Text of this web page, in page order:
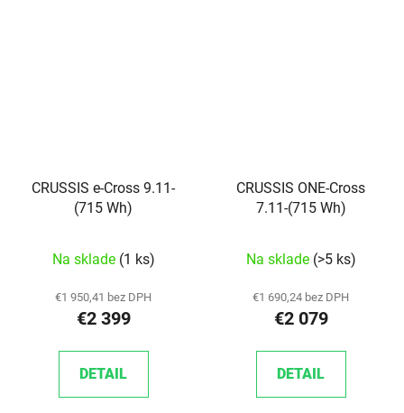
CRUSSIS e-Cross 9.11-
(715 Wh)
Na sklade (1 ks)
€1 950,41 bez DPH
€2 399
DETAIL
CRUSSIS ONE-Cross
7.11-(715 Wh)
Na sklade (>5 ks)
€1 690,24 bez DPH
€2 079
DETAIL